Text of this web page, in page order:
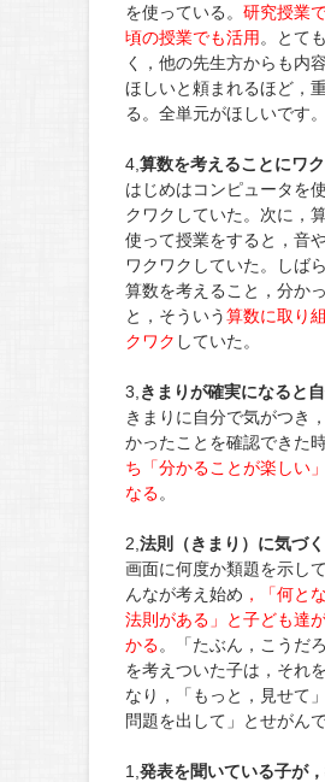
を使っている。 研究授業
頃の授業でも活用 。とて
く，他の先生方からも内
ほしいと頼まれるほど，
る。全単元がほしいです。
4, 算数を考えることにワ
はじめはコンピュータを
クワクしていた。次に，
使って授業をすると，音
ワクワクしていた。しば
算数を考えること，分か
と，そういう算数に取り
クワク していた。
3, きまりが確実になると
きまりに自分で気がつき
かったことを確認できた時
ち「分かることが楽しい
なる。
2, 法則（きまり）に気づく
画面に何度か類題を示し
んなが考え始め ，「何と
法則がある」と子ども達
かる。「たぶん，こうだ
を考えついた子は，それ
なり，「もっと，見せて
問題を出して」とせがんで
1, 発表を聞いている子が